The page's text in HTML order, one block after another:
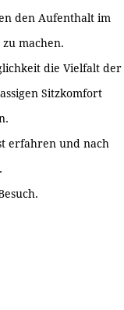
den Aufenthalt im
machen.
die Vielfalt der
Sitzkomfort
erfahren und nach